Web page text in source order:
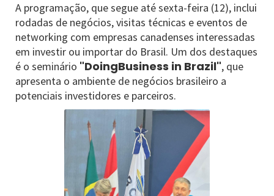
A programação, que segue até sexta-feira (12), inclui
rodadas de negócios, visitas técnicas e eventos de
networking com empresas canadenses interessadas
em investir ou importar do Brasil. Um dos destaques
é o seminário "DoingBusiness in Brazil", que
apresenta o ambiente de negócios brasileiro a
potenciais investidores e parceiros.